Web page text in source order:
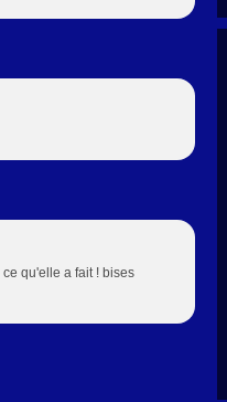
qu'elle a fait ! bises